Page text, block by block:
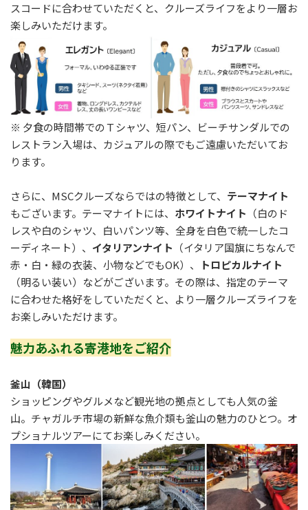
スコードに合わせていただくと、クルーズライフをより一層お
楽しみいただけます。
※ 夕食の時間帯でのＴシャツ、短パン、ビーチサンダルでの
レストラン入場は、カジュアルの際でもご遠慮いただいてお
ります。
さらに、MSCクルーズならではの特徴として、 テーマナイト
もございます。テーマナイトには、 ホワイトナイト （白のド
レスや白のシャツ、白いパンツ等、全身を白色で統一したコ
ーディネート）、 イタリアンナイト （イタリア国旗にちなんで
赤・白・緑の衣装、小物などでもOK）、
トロピカルナイト
（明るい装い）などがございます。その際は、指定のテーマ
に合わせた格好をしていただくと、より一層クルーズライフを
お楽しみいただけます。
魅力あふれる寄港地をご紹介
釜山（韓国）
ショッピングやグルメなど観光地の拠点としても人気の釜
山。チャガルチ市場の新鮮な魚介類も釜山の魅力のひとつ。オ
プショナルツアーにてお楽しみください。